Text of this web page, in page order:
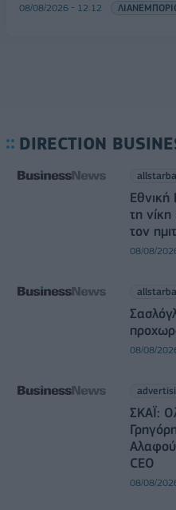
08/08/2026 - 12:12
DIRECTION
Εθνική
τη νίκη
τον
08/08/
08/08/
ΣΚΑΪ:
CEO
08/08/